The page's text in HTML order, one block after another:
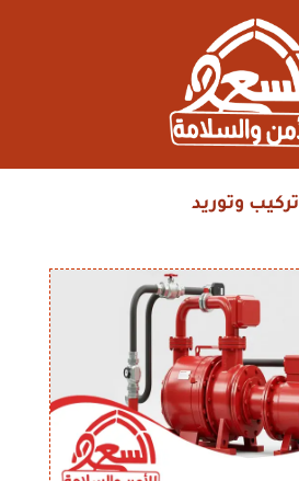
تركيب وتوريد